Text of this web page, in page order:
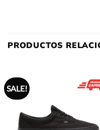
PRODUCTOS
SALE!